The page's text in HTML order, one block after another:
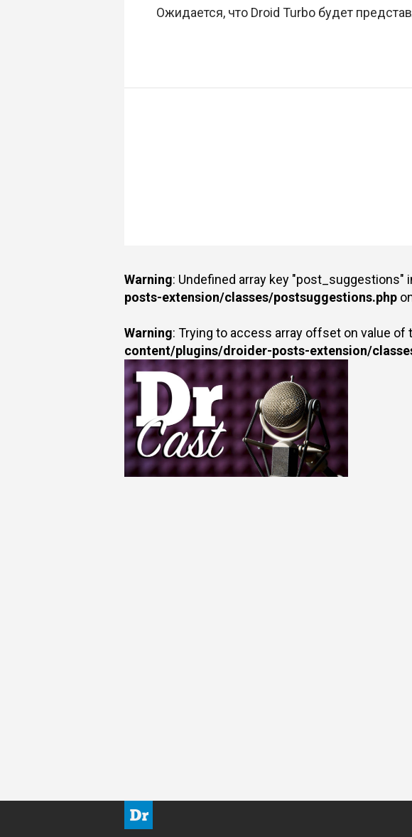
Ожидается, что Droid Turbo будет
Warning: Undefined array key "post_suggestions"
posts-extension/classes/postsuggestions.php
Warning: Trying to access array offset on value of
content/plugins/droider-posts-extension/